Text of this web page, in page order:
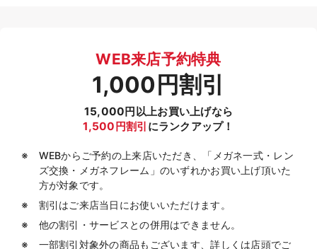
WEB来店予約特典
1,000円割引
15,000円以上お買い上げなら
1,500円割引 にランクアップ！
WEBからご予約の上来店いただき、「メガネ一式・レン
ズ交換・メガネフレーム」のいずれかお買い上げ頂いた
方が対象です。
割引はご来店当日にお使いいただけます。
他の割引・サービスとの併用はできません。
一部割引対象外の商品もございます、詳しくは店頭でご